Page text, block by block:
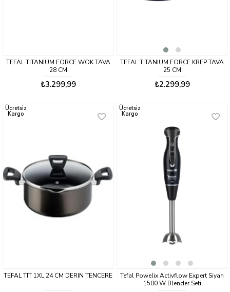
TEFAL TITANIUM FORCE WOK TAVA
28 CM
₺3.299,99
TEFAL TITANIUM FORCE KREP TAVA
25 CM
₺2.299,99
TEFAL TIT 1XL 24 CM DERIN TENCERE
Ücretsiz
Kargo
Tefal Powelix Activflow Expert Siyah
1500 W Blender Seti
Ücretsiz
Kargo